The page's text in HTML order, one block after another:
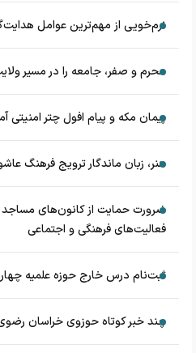
نرم‌خویی از مهم‌ترین عوامل
محرم و صفر، جامعه را در مسیر
پیمان مکه و پیام افول چتر امنیتی
هنر، زبان ماندگار ترویج فرهنگ
ضرورت حمایت از کانون‌های مساجد
فعالیت‌های فرهنگی و اجتماعی
ثبت‌نام درس خارج حوزه علمیه
چند خبر کوتاه حوزوی خراسان